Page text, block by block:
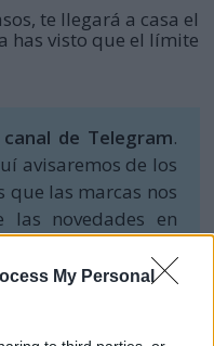
My Personal
te llegará a casa el
has visto que el límite
de Telegram.
avisaremos de los
que las marcas nos
las novedades en